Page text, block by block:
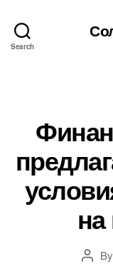
Search
Post